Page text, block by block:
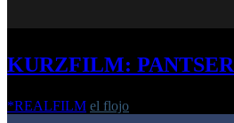
KURZFILM: PANTSER
*REALFILM el flojo